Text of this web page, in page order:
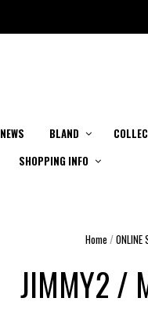
NEWS BLAND
SHOPPING INFO
Home /ONLINE
JIMMY2 /